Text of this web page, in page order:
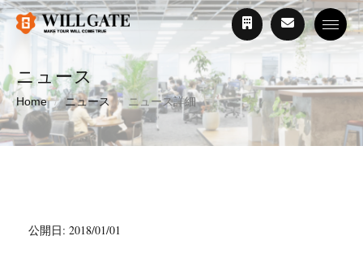
ニュース
Home ニュース ニュース詳細
公開日: 2018/01/01